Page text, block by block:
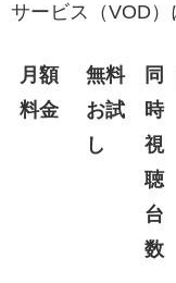
サービス（VOD）
月額
料金
無料
お試
し
同
時
視
聴
台
数